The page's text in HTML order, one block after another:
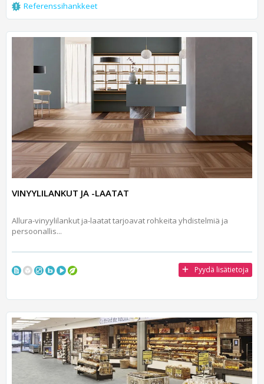
Referenssihankkeet
VINYYLILANKUT JA -LAATAT
Allura-vinyylilankut ja-laatat tarjoavat rohkeita yhdistelmiä ja
persoonallis...
Pyydä lisätietoja